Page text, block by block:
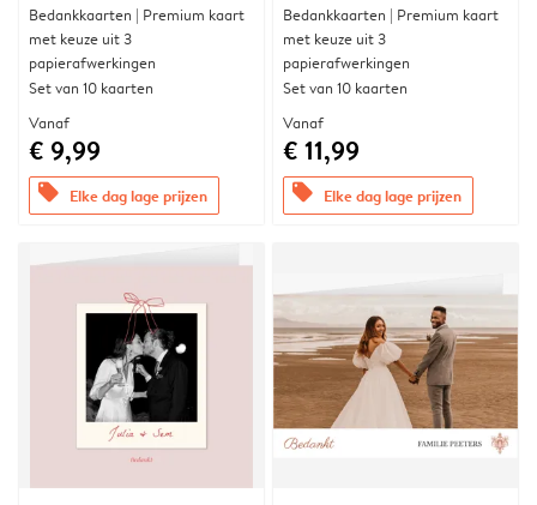
Bedankkaarten | Premium kaart
met keuze uit 3
papierafwerkingen
Set van 10 kaarten
Vanaf
€ 9,99
offers Elke dag lage prijzen
Bedankkaarten | Premium kaart
met keuze uit 3
papierafwerkingen
Set van 10 kaarten
Vanaf
€ 11,99
offers Elke dag lage prijzen